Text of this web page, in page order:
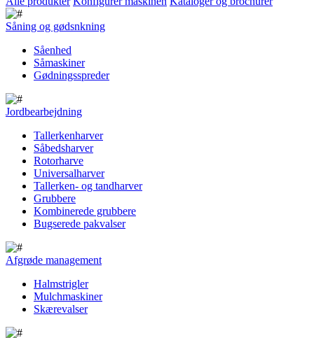
Såning og gødsnkning
Såenhed
Såmaskiner
Gødningsspreder
Jordbearbejdning
Tallerkenharver
Såbedsharver
Rotorharve
Universalharver
Tallerken- og tandharver
Grubbere
Kombinerede grubbere
Bugserede pakvalser
Afgrøde management
Halmstrigler
Mulchmaskiner
Skærevalser